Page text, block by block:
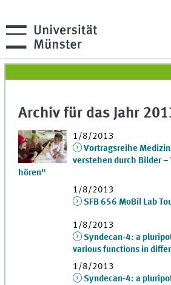
Archiv für das Jahr
1/8/2013
Vortragsreihe
verstehen durch Bilder –
hören"
1/8/2013
SFB 656 MoBil Lab
1/8/2013
Syndecan-4: a
various functions in
1/8/2013
Syndecan-4: a